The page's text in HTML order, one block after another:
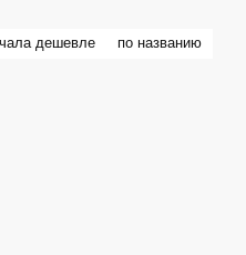
дешевле по названию